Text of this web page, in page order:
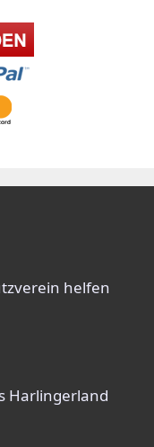
helfen
Harlingerland